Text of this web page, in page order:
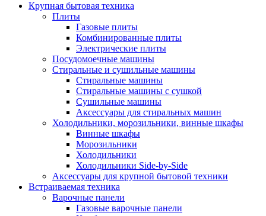
Крупная бытовая техника
Плиты
Газовые плиты
Комбинированные плиты
Электрические плиты
Посудомоечные машины
Стиральные и сушильные машины
Стиральные машины
Стиральные машины с сушкой
Сушильные машины
Аксессуары для стиральных машин
Холодильники, морозильники, винные шкафы
Винные шкафы
Морозильники
Холодильники
Холодильники Side-by-Side
Аксессуары для крупной бытовой техники
Встраиваемая техника
Варочные панели
Газовые варочные панели